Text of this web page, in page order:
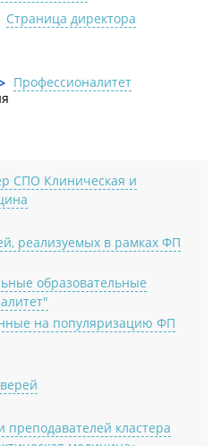
Страница директора
Профессионалитет
СПО Клиническая и
реализуемых в рамках ФП
образовательные
на популяризацию ФП
преподавателей кластера